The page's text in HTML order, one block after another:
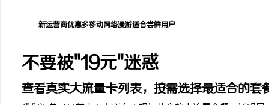
新运营商优惠多移动网络漫游适合尝鲜用户
不要被"19元"迷惑
查看真实大流量卡列表，按需选择最适合的套